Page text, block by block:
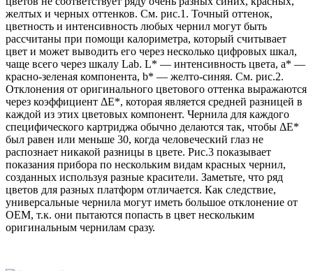
желтых и черных оттенков. См. рис.1. Точный оттенок,
цветность и интенсивность любых чернил могут быть
рассчитаны при помощи калориметра, который считывает
цвет и может выводить его через несколько цифровых шкал,
чаще всего через шкалу Lab. L* — интенсивность цвета, a* —
красно-зеленая компонента, b* — желто-синяя. См. рис.2.
Отклонения от оригинального цветового оттенка выражаются
через коэффициент ΔЕ*, которая является средней разницей в
каждой из этих цветовых компонент. Чернила для каждого
специфического картриджа обычно делаются так, чтобы ΔЕ*
был равен или меньше 30, когда человеческий глаз не
распознает никакой разницы в цвете. Рис.3 показывает
показания прибора по нескольким видам красных чернил,
созданных используя разные красители. Заметьте, что ряд
цветов для разных платформ отличается. Как следствие,
универсальные чернила могут иметь большое отклонение от
OEM, т.к. они пытаются попасть в цвет нескольким
оригинальным чернилам сразу.